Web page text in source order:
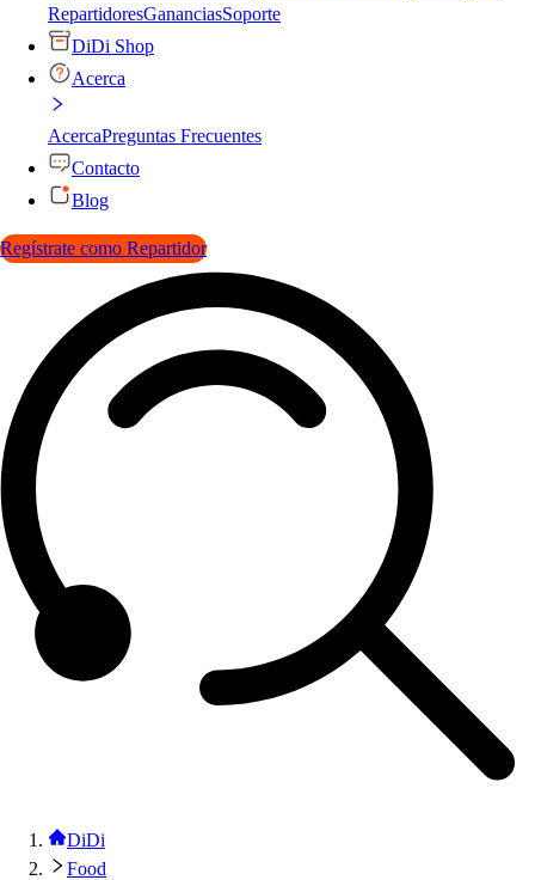
RepartidoresGananciasSoporte
DiDi Shop
Acerca
AcercaPreguntas Frecuentes
Contacto
Blog
Regístrate como Repartidor
DiDi
Food